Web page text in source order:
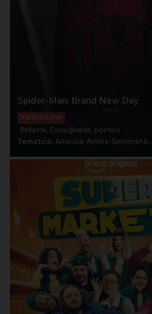
Spider-Man: Brand New Day
Valutazione
Brillante, Consigliabile, poetico
Tematica: Amicizia, Amore-Sentimenti...